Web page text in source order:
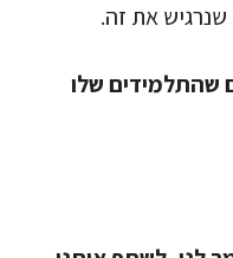
שנרגיש את זה.
שהתלמידים שלו